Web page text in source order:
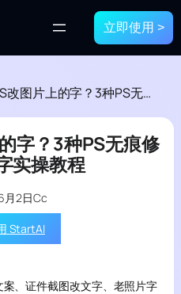
立即使用 >
上的字？3种PS无痕修改图片文字实操教程
字？3种PS无痕修
实操教程
月2日Cc
StartAI
、证件截图改文字、老照片字